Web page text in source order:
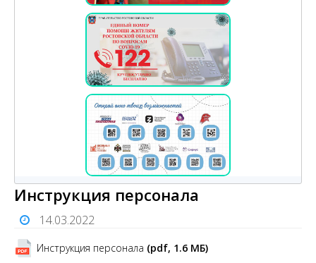
Инструкция персонала
14.03.2022
Инструкция персонала (pdf, 1.6 MБ)